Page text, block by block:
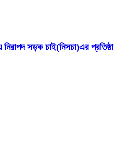
নিরাপদ সড়ক চাই(নিসচা)এর প্রতিষ্ঠা